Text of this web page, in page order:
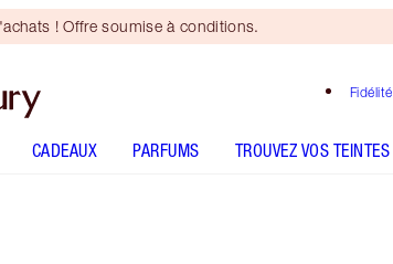
! Offre soumise à conditions.
Fidélité
CADEAUX PARFUMS TROUVEZ VOS TEINTES